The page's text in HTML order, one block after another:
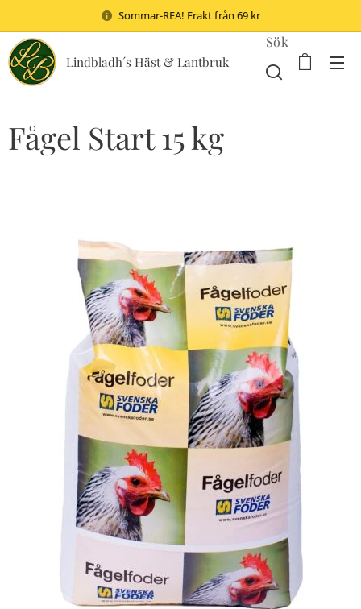
Sommar-REA! Frakt från 69 kr
Lindbladh´s Häst & Lantbruk
Sök
Fågel Start 15 kg